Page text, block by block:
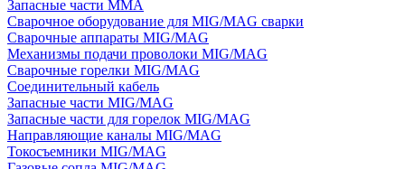
Запасные части MMA
Сварочное оборудование для MIG/MAG сварки
Сварочные аппараты MIG/MAG
Механизмы подачи проволоки MIG/MAG
Сварочные горелки MIG/MAG
Соединительный кабель
Запасные части MIG/MAG
Запасные части для горелок MIG/MAG
Направляющие каналы MIG/MAG
Токосъемники MIG/MAG